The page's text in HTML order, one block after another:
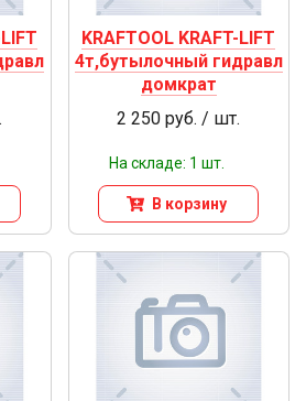
KRAFTOOL KRAFT-LIFT
4т,бутылочный гидравл
домкрат
2 250 руб. / шт.
На складе: 1 шт.
В корзину